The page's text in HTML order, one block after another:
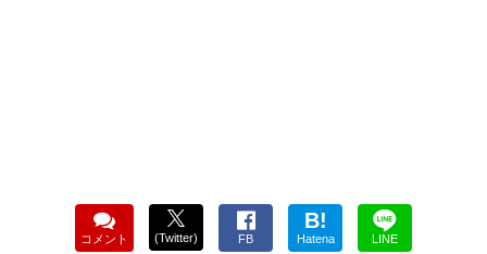
コメント (Twitter) FB
B!
Hatena LINE